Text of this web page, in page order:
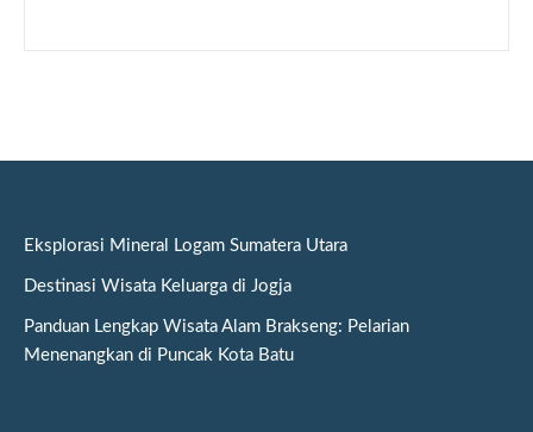
Eksplorasi Mineral Logam Sumatera Utara
Destinasi Wisata Keluarga di Jogja
Panduan Lengkap Wisata Alam Brakseng: Pelarian
Menenangkan di Puncak Kota Batu